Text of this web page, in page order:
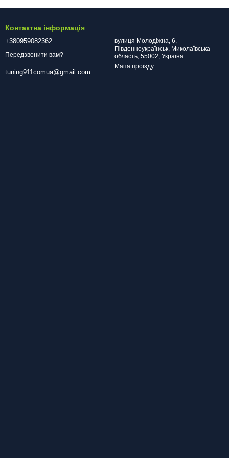
Контактна інформація
+380959082362
Передзвонити вам?
tuning911comua@gmail.com
вулиця Молодіжна, 6,
Південноукраїнськ, Миколаївська
область, 55002, Україна
Мапа проїзду